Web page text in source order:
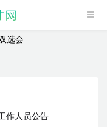
作人员公告